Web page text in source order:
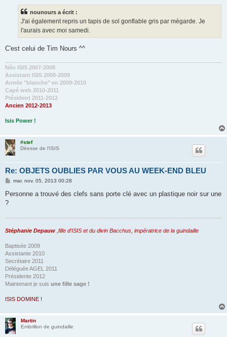
nounours a écrit :
J'ai également repris un tapis de sol gonflable gris par mégarde. Je
l'aurais avec moi samedi.
C'est celui de Tim Nours ^^
Néo ISIS 2007-2008
Assistant ISIS 2008-2009
Année "blanche" en 2009-2010
Capé web 2010-2011
Président 2011-2012
Ancien 2012-2013
Isis Power !
#stef
Déesse de l'ISIS
Re: OBJETS OUBLIES PAR VOUS AU WEEK-END BLEU
M
s
mar. nov. 05, 2013 00:28
Personne a trouvé des clefs sans porte clé avec un plastique noir sur une
?
Stéphanie Depauw ,fille d'ISIS et du divin Bacchus, impératrice de la guindaille
Baptisée 2009
Assistante 2010
Secrétaire 2011
Déléguée AGEL 2011
Présidente 2012
Maintenant je suis une fille sage !
ISIS DOMINE !
Martin
Embrillon de guindaille